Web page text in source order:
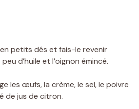
en petits dés et fais-le revenir
d’huile et l’oignon émincé.
les œufs, la crème, le sel, le poivre
de jus de citron.